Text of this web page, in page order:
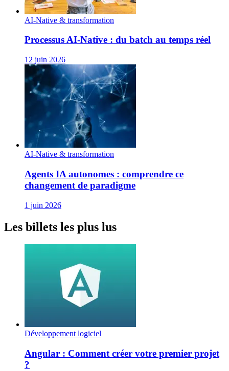
AI-Native & transformation
Processus AI‑Native : du batch au temps réel
12 juin 2026
AI-Native & transformation
Agents IA autonomes : comprendre ce
changement de paradigme
1 juin 2026
Les billets les plus lus
Développement logiciel
Angular : Comment créer votre premier projet
?